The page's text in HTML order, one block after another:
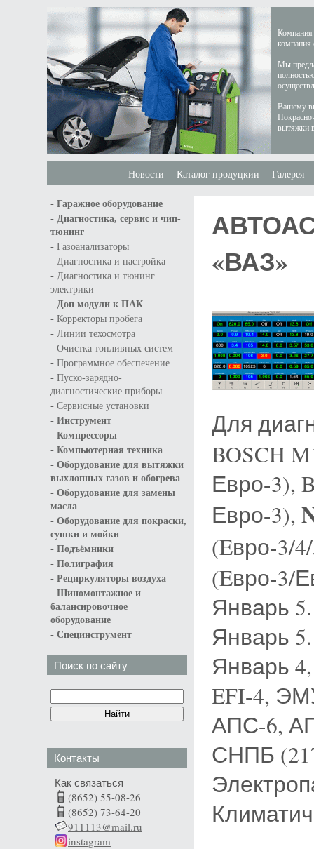
Компания
компания
Мы
Вашему
вытяжки
Новости Каталог продуцкии Галерея
- Гаражное оборудование
- Диагностика, сервис и чип-
тюнинг
- Газоанализаторы
- Диагностика и настройка
- Диагностика и тюнинг
электрики
- Доп модули к ПАК
- Корректоры пробега
- Линии техосмотра
- Очистка топливных систем
- Программное обеспечение
- Пуско-зарядно-
диагностические приборы
- Сервисные установки
- Инструмент
- Компрессоры
- Компьютерная техника
- Оборудование для вытяжки
выхлопных газов и обогрева
- Оборудование для замены
масла
- Оборудование для покраски,
сушки и мойки
- Подъёмники
- Полиграфия
- Рециркуляторы воздуха
- Шиномонтажное и
балансировочное
оборудование
- Специнструмент
Поиск по сайту
Контакты
Как связаться
(8652) 55-08-26
(8652) 73-64-20
911113@mail.ru
instagram
«ВАЗ»
Для
BOSCH
Евро-3),
Евро-3),
(Eвро-3/
(Eвро-3/
Январь
Январь
Январь
EFI-4,
АПС-6,
СНПБ